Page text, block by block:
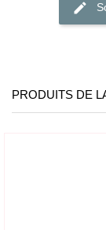
PRODUITS DE